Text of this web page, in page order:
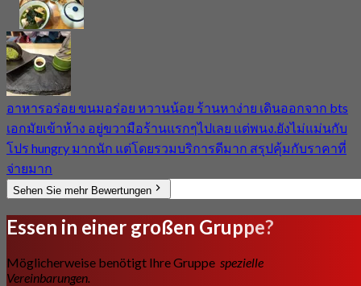
อาหารอร่อย ขนมอร่อย หวานน้อย ร้านหาง่าย เดินออกจาก bts
เอกมัยเข้าห้าง อยู่ขวามือร้านแรกๆไปเลย แต่พนง.ยังไม่แม่นกับ
โปร hungry มากนัก แต่โดยรวมบริการดีมาก สรุปคุ้มกับราคาที่
จ่ายมาก
Sehen Sie mehr Bewertungen
Essen in einer großen Gruppe?
Möglicherweise benötigt Ihre Gruppe spezielle
Vereinbarungen.